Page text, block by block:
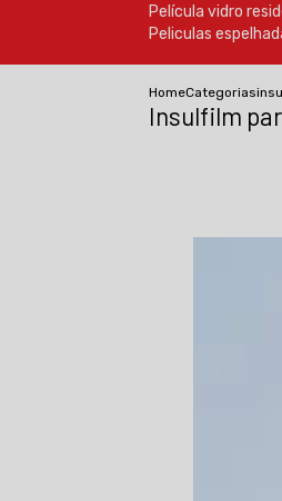
Película vidro
Peliculas
HomeCategorias
Insulfilm